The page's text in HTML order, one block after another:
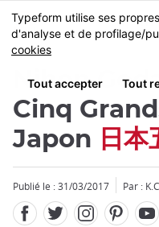
Skip
to
main
MENU
Nihon
Cinq
Japon 日本
Publié le : 31/03/2017 Par : K.C.
Fermer